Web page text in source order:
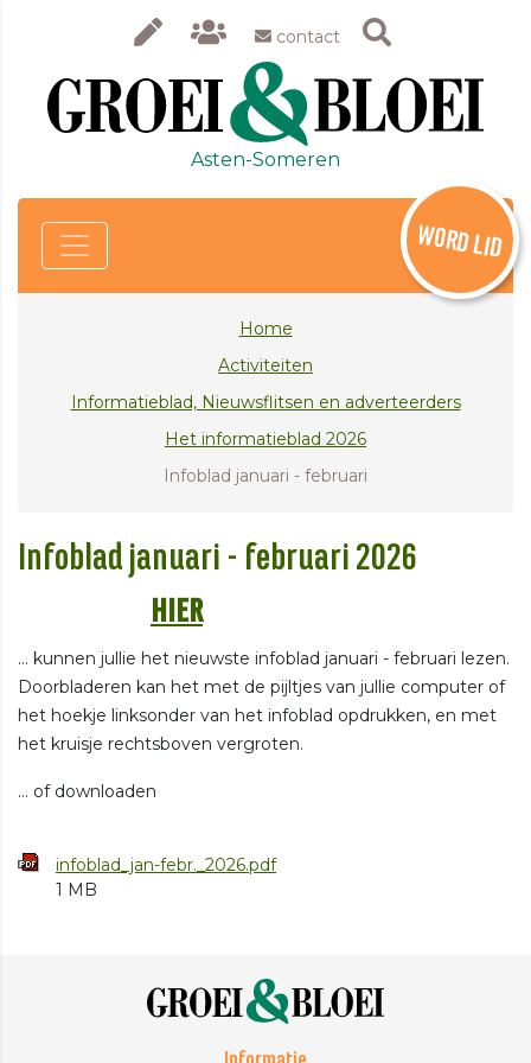
contact
Asten-Someren
WORD LID
Home
Activiteiten
Informatieblad, Nieuwsflitsen en adverteerders
Het informatieblad 2026
Infoblad januari - februari
Infoblad januari - februari 2026
HIER
... kunnen jullie het nieuwste infoblad januari - februari lezen.
Doorbladeren kan het met de pijltjes van jullie computer of
het hoekje linksonder van het infoblad opdrukken, en met
het kruisje rechtsboven vergroten.
... of downloaden
infoblad_jan-febr._2026.pdf
1 MB